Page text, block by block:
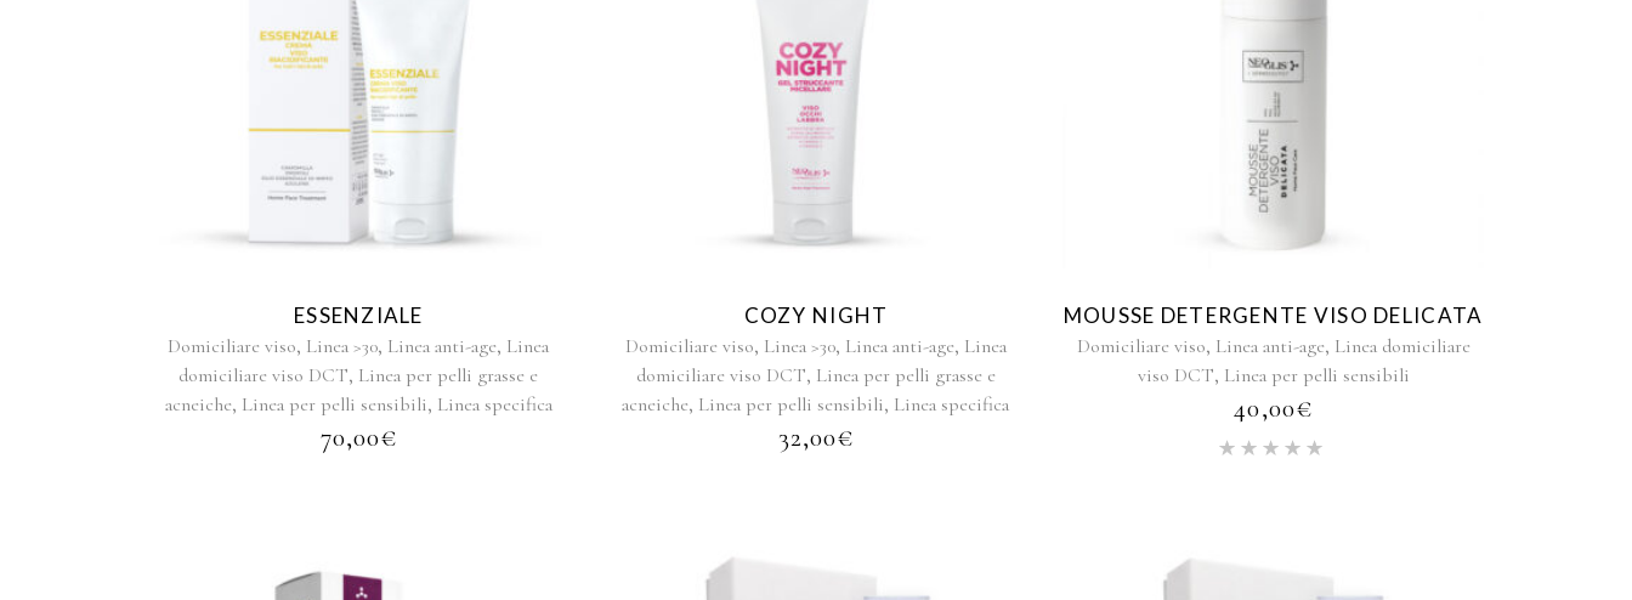
ESSENZIALE
Domiciliare viso, Linea >30, Linea anti-age, Linea
domiciliare viso DCT, Linea per pelli grasse e
acneiche, Linea per pelli sensibili, Linea specifica
70,00€
COZY NIGHT
Domiciliare viso, Linea >30, Linea anti-age, Linea
domiciliare viso DCT, Linea per pelli grasse e
acneiche, Linea per pelli sensibili, Linea specifica
32,00€
MOUSSE DETERGENTE VISO DELICATA
Domiciliare viso, Linea anti-age, Linea domiciliare
viso DCT, Linea per pelli sensibili
40,00€